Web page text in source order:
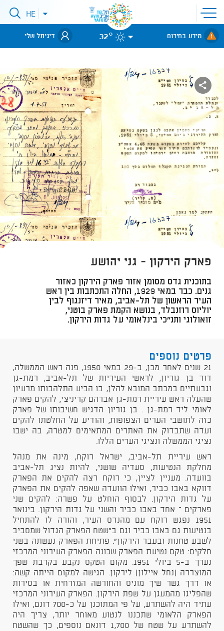
פתיחת
תפריט
אתר
לאתר עיריית
תל-אביב
פתיחתHE
מידע בחירום 32° דיגיתל שלי
פארק הירקון - גני יהושע
בתוכנית גדס מסומן אזור פארק הירקון כאזור
גנים. כבר במאי 1929, החלה התכתבות בין ראש
העיר הראשון של תל-אביב, מאיר דיזנגוף לבין
יוליוס רוזנבלד, בנושא הקמת פארק בוטני,
זואולוגי ותנ"כי בינלאומי על גדות הירקון.
פרטים נוספים
21 שנים לאחר מכן, ב-29 במאי 1950, פנה ראש הממשלה,
דוד בן גוריון, לראשי העיריות של תל-אביב, רמת-גן
וגבעתיים במכתב המובא להלן, בו הביע התלהבותו מרעיון
שהעלה ראש עיריית רמת-גן אברהם קריניצי, להקים פארק
לאומי ליד רמת-גן . בן גוריון הדגיש חשיבותו של פארק
כזה לתושבי הערים הצפופות, והודיע על החלטתו להקים
ועדה שתבדוק את האתרים המתאימים למטרה, בה ישבו
נציגי הממשלה ונציגי הערים הללו.
ראש עיריית תל-אביב, ישראל רוקח, מינה את מנהל
מחלקת הנטיעות, סעדיה שושני, להיות נציג תל-אביב
בוועדה. מעניין לציין, כי רוקח רצה להקים את הפארק
דווקא באבו כביר, ואילו הוועדה שאפה להקים את הפארק
על גדות הירקון. לבסוף הוחלט על פשרה: להקים שני
פארקים – אחד באבו כביר והשני על גדות הירקון. בינואר
1951 נפגש רוקח עם מהנדס העיר, והורה לו להתחיל
בנטיעות גם באבו כביר וגם ב"שטח הפארק הגדול שמסביב
לשבע טחנות ובעבר הירקון". פתיחת הפארק נעשתה בשני
חלקים: טקס נטיעת הפארק שכונה הפארק העירוני המרכזי
נערך ב-5 ביולי 1951. מקום הטקס נקבע בקרבת שפך
המוצררה (נחל איילון) לירקון. הגישה למקום הייתה קשה:
או דרך גשר שיך מוניס והחורשה המזרחית או בסירות
שהפליגו מהמעגן על שפת הירקון. הפארק העירוני המרכזי
עתיד היה להשתרע, על פי המתוכנן על כ-700 דונם, ואילו
הפארק הלאומי שתכננו לנטוע מאוחר יותר, צריך היה
להשתרע על שטח של 1,700 דונאם נוספים, כך שהשטח